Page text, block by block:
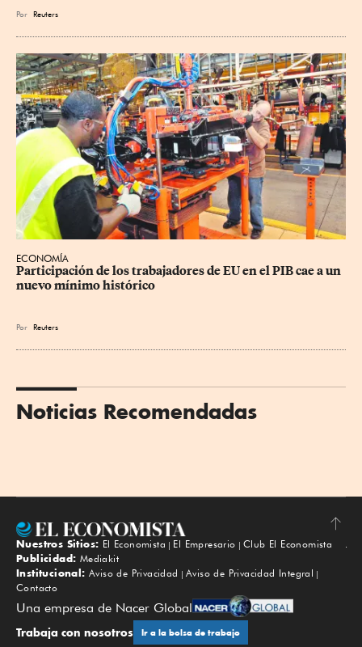
Por Reuters
ECONOMÍA
Participación de los trabajadores de EU en el PIB cae a un
nuevo mínimo histórico
Por Reuters
Noticias Recomendadas
Subir
Nuestros Sitios: El Economista El Empresario
Club El Economista
Publicidad: Mediakit
Institucional: Aviso de Privacidad
Aviso de Privacidad Integral
Contacto
Una empresa de Nacer Global
Trabaja con nosotros Ir a la bolsa de trabajo